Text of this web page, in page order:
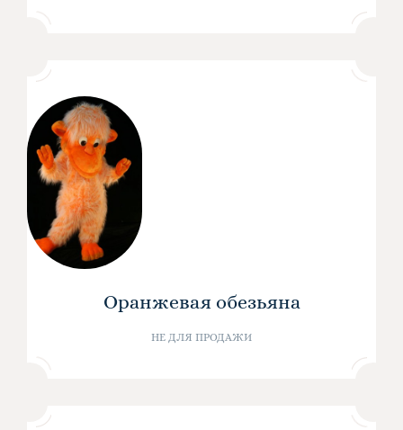
Оранжевая обезьяна
НЕ ДЛЯ ПРОДАЖИ